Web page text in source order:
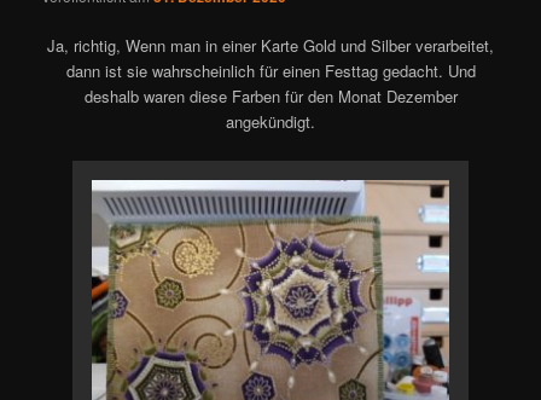
Ja, richtig, Wenn man in einer Karte Gold und Silber verarbeitet,
dann ist sie wahrscheinlich für einen Festtag gedacht. Und
deshalb waren diese Farben für den Monat Dezember
angekündigt.